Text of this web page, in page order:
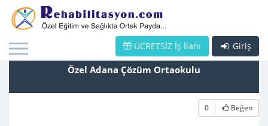
Giriş
ÜCRETSİZ İş İlanı
Özel Adana Çözüm Ortaokulu
0 Beğen